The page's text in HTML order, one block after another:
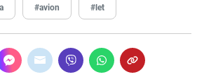
#avion #let